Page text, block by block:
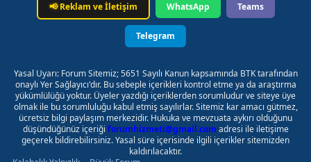
📢Reklam ve İletişim WhatsApp Teams
Telegram
Yasal Uyarı: Forum Sitemiz; 5651 Sayılı Kanun kapsamında BTK tarafından
onaylı Yer Sağlayıcı'dır. Bu sebeple içerikleri kontrol etme ya da araştırma
yükümlülüğü yoktur. Üyeler yazdığı içeriklerden sorumludur ve siteye üye
olmak ile bu sorumluluğu kabul etmiş sayılırlar. Sitemiz kar amacı gütmez,
ücretsiz bilgi paylaşım merkezidir. Hukuka ve mevzuata aykırı olduğunu
düşündüğünüz içeriği forumhizmeti@gmail.com adresi ile iletişime
geçerek bildirebilirsiniz. Yasal süre içerisinde ilgili içerikler sitemizden
kaldırılacaktır.